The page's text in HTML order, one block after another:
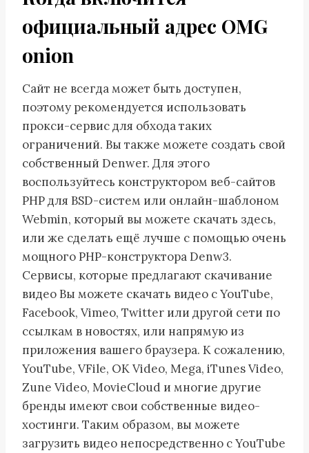
официальный адрес OMG
onion
Сайт не всегда может быть доступен,
поэтому рекомендуется использовать
прокси-сервис для обхода таких
ограничений. Вы также можете создать свой
собственный Denwer. Для этого
воспользуйтесь конструктором веб-сайтов
PHP для BSD-систем или онлайн-шаблоном
Webmin, который вы можете скачать здесь,
или же сделать ещё лучше с помощью очень
мощного PHP-конструктора Denw3.
Сервисы, которые предлагают скачивание
видео Вы можете скачать видео с YouTube,
Facebook, Vimeo, Twitter или другой сети по
ссылкам в новостях, или напрямую из
приложения вашего браузера. К сожалению,
YouTube, VFile, OK Video, Mega, iTunes Video,
Zune Video, MovieCloud и многие другие
бренды имеют свои собственные видео-
хостинги. Таким образом, вы можете
загрузить видео непосредственно с YouTube